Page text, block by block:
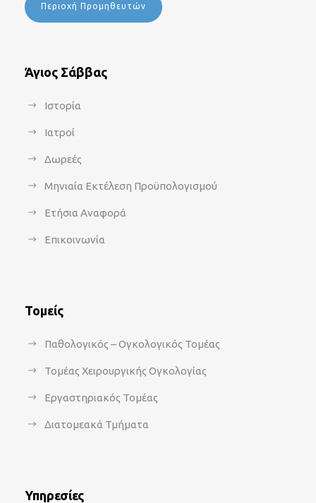
Περιοχή Προμηθευτών
Άγιος Σάββας
Ιστορία
Ιατροί
Δωρεές
Μηνιαία Εκτέλεση Προϋπολογισμού
Ετήσια Αναφορά
Επικοινωνία
Τομείς
Παθολογικός – Ογκολογικός Τομέας
Τομέας Χειρουργικής Ογκολογίας
Εργαστηριακός Τομέας
Διατομεακά Τμήματα
Υπηρεσίες